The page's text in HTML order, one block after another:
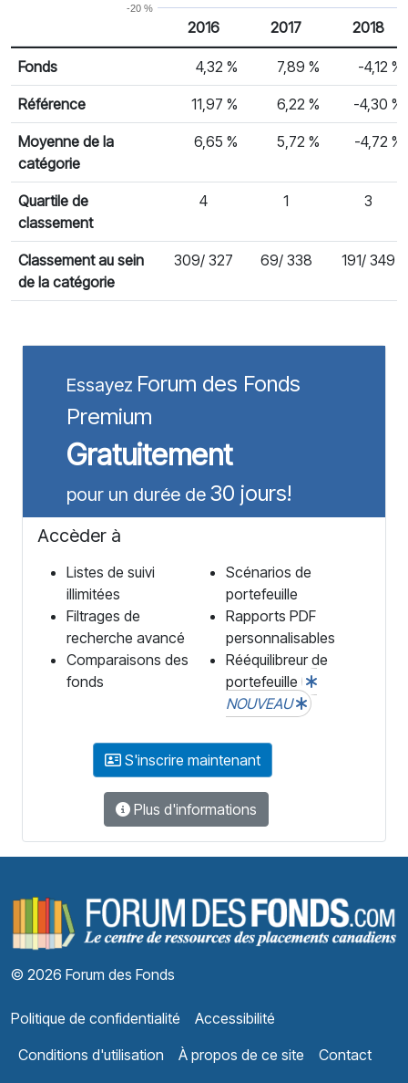
-20 %
Rendement par année civile
% Rendement
2016 2017 2018
Fonds 4,32 % 7,89 % -4,12 %
Référence 11,97 % 6,22 % -4,30 %
Moyenne de la
catégorie
6,65 % 5,72 % -4,72 %
Quartile de
classement
4 1 3
Classement au sein
de la catégorie
309/ 327 69/ 338 191/ 349
Essayez Forum des Fonds
Premium
Gratuitement
pour un durée de 30 jours!
Accèder à
Listes de suivi
illimitées
Filtrages de
recherche avancé
Comparaisons des
fonds
Scénarios de
portefeuille
Rapports PDF
personnalisables
Rééquilibreur de
portefeuille
NOUVEAU
S'inscrire maintenant
Plus d'informations
© 2026 Forum des Fonds
Politique de confidentialité
Accessibilité
Conditions d'utilisation
À propos de ce site Contact